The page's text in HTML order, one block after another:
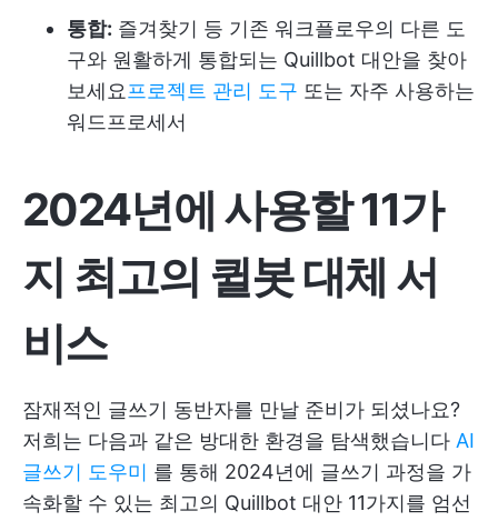
통합: 즐겨찾기 등 기존 워크플로우의 다른 도
구와 원활하게 통합되는 Quillbot 대안을 찾아
보세요 프로젝트 관리 도구 또는 자주 사용하는
워드프로세서
2024년에 사용할 11가
지 최고의 퀼봇 대체 서
비스
잠재적인 글쓰기 동반자를 만날 준비가 되셨나요?
저희는 다음과 같은 방대한 환경을 탐색했습니다 AI
글쓰기 도우미 를 통해 2024년에 글쓰기 과정을 가
속화할 수 있는 최고의 Quillbot 대안 11가지를 엄선